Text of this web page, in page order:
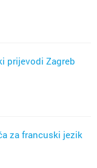
prijevodi Zagreb
za francuski jezik